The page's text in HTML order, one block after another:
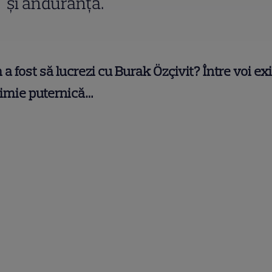
a fost să lucrezi cu Burak Özçivit? Între voi
puternică…